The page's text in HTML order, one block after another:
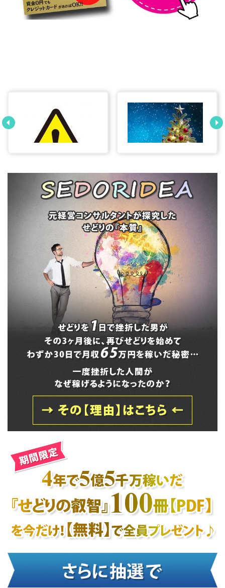
プリンターインクの
警告を強制リセット
する方法
【2018年クリスマス
商戦】近年のクリス
マスのトレンドと傾
向を振り返り稼ぐ